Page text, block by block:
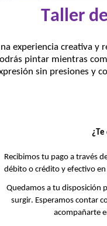
Taller
experiencia creativa y
pintar mientras
sin presiones y
Recibimos tu pago a través
débito o crédito y efectivo
Quedamos a tu disposición
surgir. Esperamos contar
acompañarte